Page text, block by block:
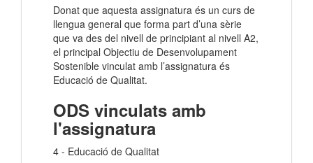
Donat que aquesta assignatura és un curs de
llengua general que forma part d’una sèrie
que va des del nivell de principiant al nivell A2,
el principal Objectiu de Desenvolupament
Sostenible vinculat amb l’assignatura és
Educació de Qualitat.
ODS vinculats amb
l'assignatura
4 - Educació de Qualitat